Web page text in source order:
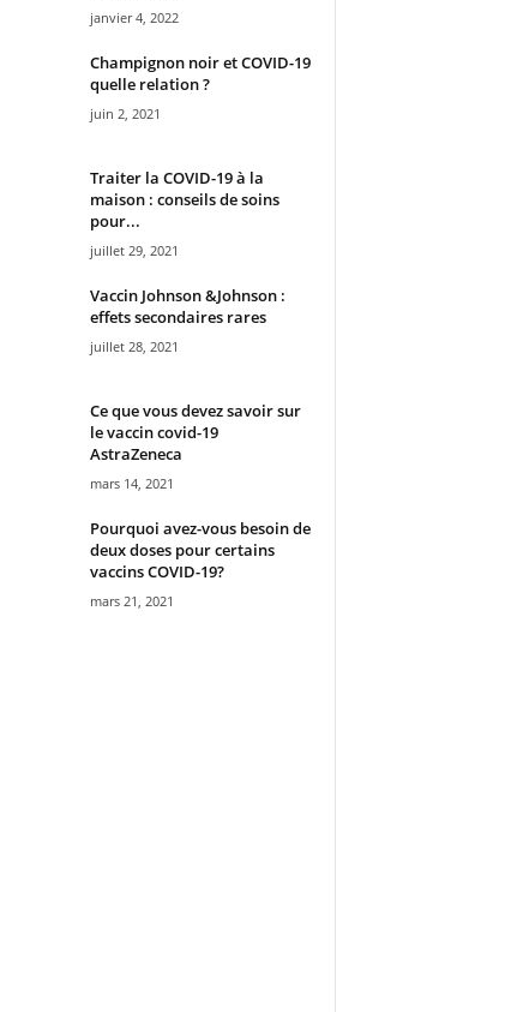
janvier 4, 2022
Champignon noir et COVID-19
quelle relation ?
juin 2, 2021
Traiter la COVID-19 à la
maison : conseils de soins
pour...
juillet 29, 2021
Vaccin Johnson &Johnson :
effets secondaires rares
juillet 28, 2021
Ce que vous devez savoir sur
le vaccin covid-19
AstraZeneca
mars 14, 2021
Pourquoi avez-vous besoin de
deux doses pour certains
vaccins COVID-19?
mars 21, 2021